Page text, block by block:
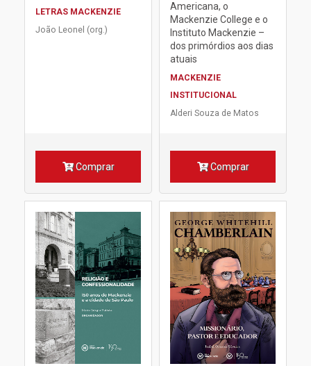
LETRAS MACKENZIE
João Leonel (org.)
Comprar
Americana, o
Mackenzie College e o
Instituto Mackenzie –
dos primórdios aos dias
atuais
MACKENZIE
INSTITUCIONAL
Alderi Souza de Matos
Comprar